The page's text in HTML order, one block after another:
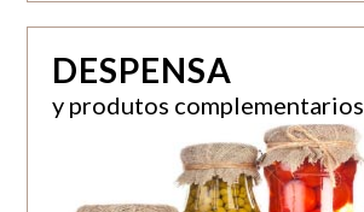
DESPENSA
y produtos complementarios